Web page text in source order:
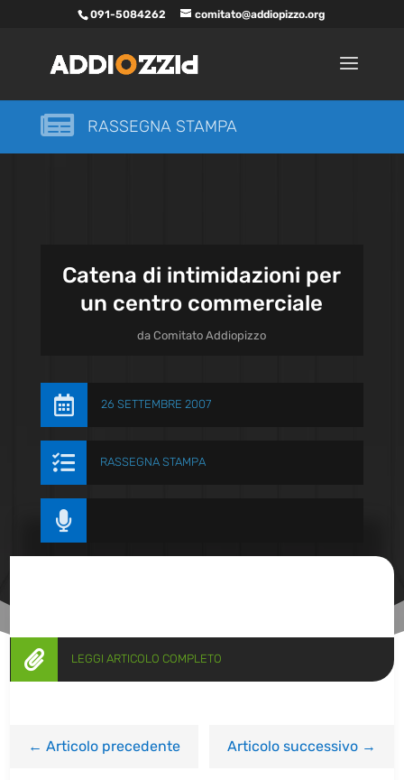
091-5084262 comitato@addiopizzo.org
 RASSEGNA STAMPA
Catena di intimidazioni per
un centro commerciale
daComitato Addiopizzo
 26 SETTEMBRE 2007
 RASSEGNA STAMPA

 LEGGI ARTICOLO COMPLETO
←Articolo precedente Articolo successivo→